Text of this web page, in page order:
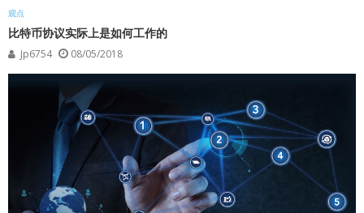
观点
比特币协议实际上是如何工作的
Jp6754 08/05/2018